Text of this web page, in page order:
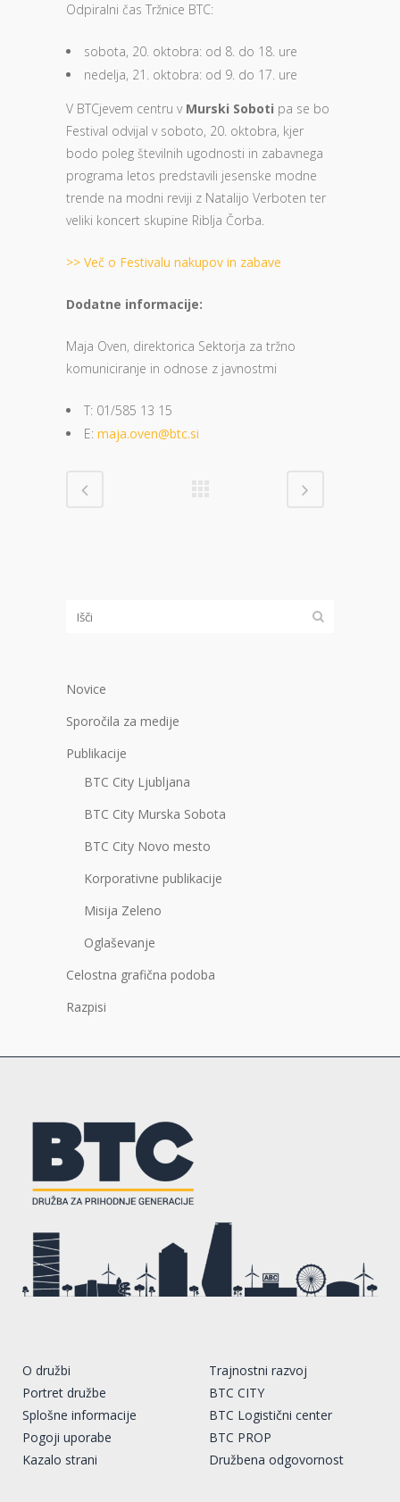
Odpiralni čas Tržnice BTC:
sobota, 20. oktobra: od 8. do 18. ure
nedelja, 21. oktobra: od 9. do 17. ure
V BTCjevem centru vMurski Soboti pa se bo
Festival odvijal v soboto, 20. oktobra, kjer
bodo poleg številnih ugodnosti in zabavnega
programa letos predstavili jesenske modne
trende na modni reviji z Natalijo Verboten ter
veliki koncert skupine Riblja Čorba.
>> Več o Festivalu nakupov in zabave
Dodatne informacije:
Maja Oven, direktorica Sektorja za tržno
komuniciranje in odnose z javnostmi
T: 01/585 13 15
E: maja.oven@btc.si
Novice
Sporočila za medije
Publikacije
BTC City Ljubljana
BTC City Murska Sobota
BTC City Novo mesto
Korporativne publikacije
Misija Zeleno
Oglaševanje
Celostna grafična podoba
Razpisi
O družbi
Portret družbe
Splošne informacije
Pogoji uporabe
Kazalo strani
Trajnostni razvoj
BTC CITY
BTC Logistični center
BTC PROP
Družbena odgovornost